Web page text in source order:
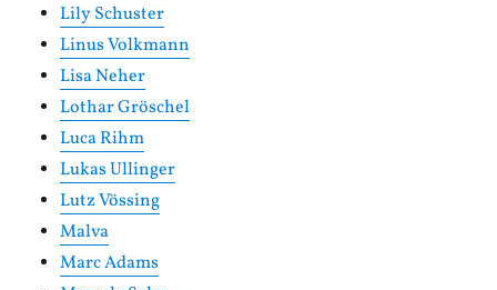
Lily Schuster
Linus Volkmann
Lisa Neher
Lothar Gröschel
Luca Rihm
Lukas Ullinger
Lutz Vössing
Malva
Marc Adams